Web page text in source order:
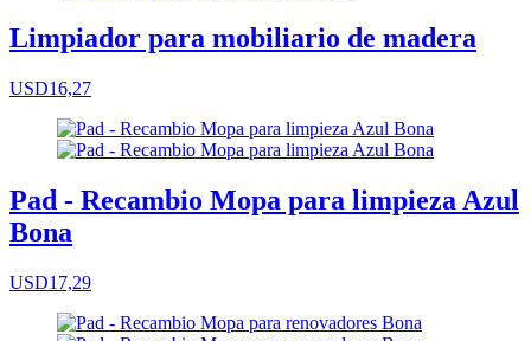
Limpiador para mobiliario de madera
USD16,27
Pad - Recambio Mopa para limpieza Azul
Bona
USD17,29